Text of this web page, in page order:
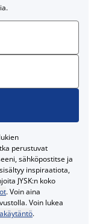
perustuvat
sähköpostitse ja
inspiraatiota,
JYSK:n koko
. Voin aina
Voin lukea
.